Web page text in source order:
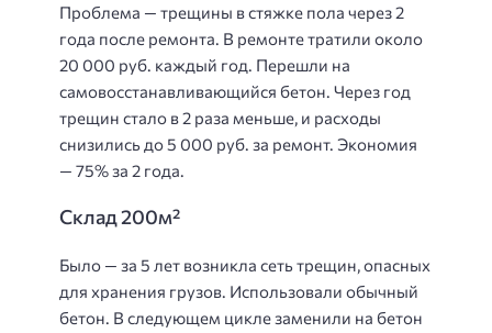
Проблема — трещины в стяжке пола через 2
года после ремонта. В ремонте тратили около
20 000 руб. каждый год. Перешли на
самовосстанавливающийся бетон. Через год
трещин стало в 2 раза меньше, и расходы
снизились до 5 000 руб. за ремонт. Экономия
— 75% за 2 года.
Склад 200м²
Было — за 5 лет возникла сеть трещин, опасных
для хранения грузов. Использовали обычный
бетон. В следующем цикле заменили на бетон